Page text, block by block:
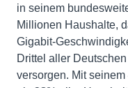
in seinem
Millionen Haushalte,
Gigabit-
Drittel aller
versorgen. Mit